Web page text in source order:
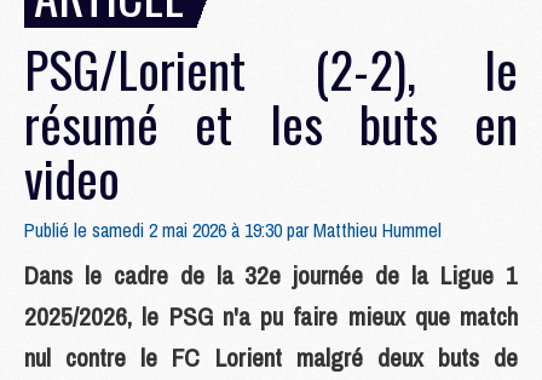
PSG/Lorient (2-2), le
résumé et les buts en
video
Publié le samedi 2 mai 2026 à 19:30 parMatthieu Hummel
Dans le cadre de la 32e journée de la Ligue 1
2025/2026, le PSG n'a pu faire mieux que match
nul contre le FC Lorient malgré deux buts de